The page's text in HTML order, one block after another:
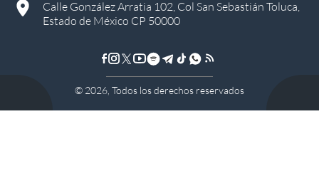
Calle González Arratia 102, Col San Sebastián Toluca,
Estado de México CP 50000
© 2026 , Todos los derechos reservados